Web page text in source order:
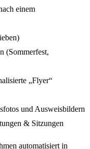
einem
(Sommerfest,
„Flyer“
und Ausweisbildern
& Sitzungen